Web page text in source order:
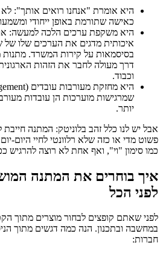
היא אומרת "אנחנו רואים אותך":
כאישה שתורמת באופן ייחודי
היא משקפת ערכים הלכה למעשה:
איכותית מדגים את הערכים שלו של
בסיסמאות על קירות המשרד. מתנות
דרך מעולה לחבר את הזהות
וכבוד.
שמרגישות מוערכות הן עובדות
יותר.
אבל יש לנו כלל זהב בלוניטק: המתנה חייבת
פשוט מדי או כזה שלא רלוונטי לחיי היום-
כמו סימון "וי", ואף אחת לא רוצה להרגיש
איך בוחרים את המתנה
לפני הכל
לפני שאתם קופצים לבחור מוצרים מתוך
במחשבה ובתכנון. הנה כמה דגשים מתוך
חברות: